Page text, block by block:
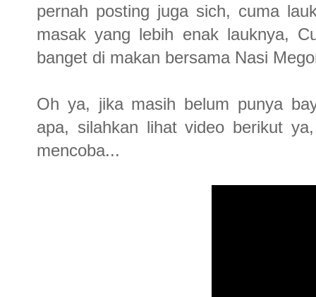
pernah posting juga sich, cuma
masak yang lebih enak lauknya,
banget di makan bersama Nasi
Oh ya, jika masih belum punya
apa, silahkan lihat video berikut
mencoba...